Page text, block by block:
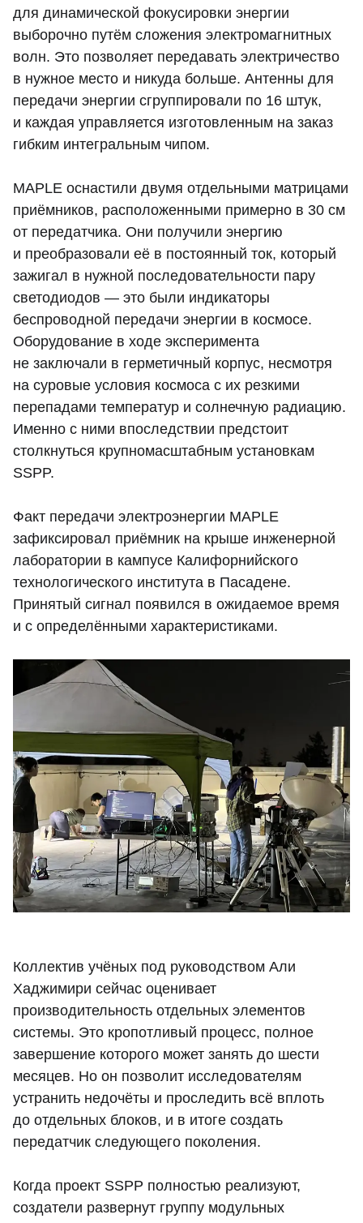
для динамической фокусировки энергии
выборочно путём сложения электромагнитных
волн. Это позволяет передавать электричество
в нужное место и никуда больше. Антенны для
передачи энергии сгруппировали по 16 штук,
и каждая управляется изготовленным на заказ
гибким интегральным чипом.
MAPLE оснастили двумя отдельными матрицами
приёмников, расположенными примерно в 30 см
от передатчика. Они получили энергию
и преобразовали её в постоянный ток, который
зажигал в нужной последовательности пару
светодиодов — это были индикаторы
беспроводной передачи энергии в космосе.
Оборудование в ходе эксперимента
не заключали в герметичный корпус, несмотря
на суровые условия космоса с их резкими
перепадами температур и солнечную радиацию.
Именно с ними впоследствии предстоит
столкнуться крупномасштабным установкам
SSPP.
Факт передачи электроэнергии MAPLE
зафиксировал приёмник на крыше инженерной
лаборатории в кампусе Калифорнийского
технологического института в Пасадене.
Принятый сигнал появился в ожидаемое время
и с определёнными характеристиками.
Коллектив учёных под руководством Али
Хаджимири сейчас оценивает
производительность отдельных элементов
системы. Это кропотливый процесс, полное
завершение которого может занять до шести
месяцев. Но он позволит исследователям
устранить недочёты и проследить всё вплоть
до отдельных блоков, и в итоге создать
передатчик следующего поколения.
Когда проект SSPP полностью реализуют,
создатели развернут группу модульных